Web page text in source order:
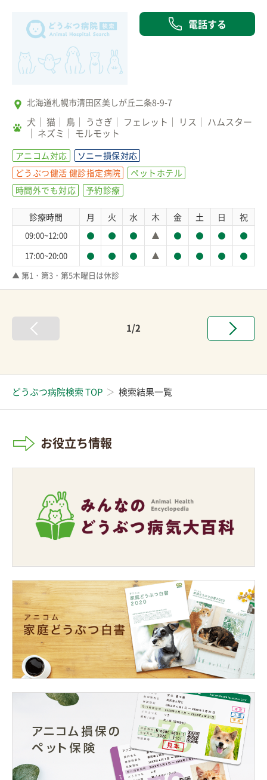
電話する
北海道札幌市清田区美しが丘二条8-9-7
犬 猫 鳥 うさぎ フェレット リス
ハムスター
ネズミ
モルモット
アニコム対応
ソニー損保対応
どうぶつ健活 健診指定病院
ペットホテル
時間外でも対応
予約診療
診療時間 月 火 水 木 金 土 日 祝
09:00~12:00
17:00~20:00
▲ 第1・第3・第5木曜日は休診
1/2
どうぶつ病院検索 TOP 検索結果一覧
お役立ち情報